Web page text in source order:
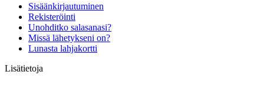
Sisäänkirjautuminen
Rekisteröinti
Unohditko salasanasi?
Missä lähetykseni on?
Lunasta lahjakortti
Lisätietoja